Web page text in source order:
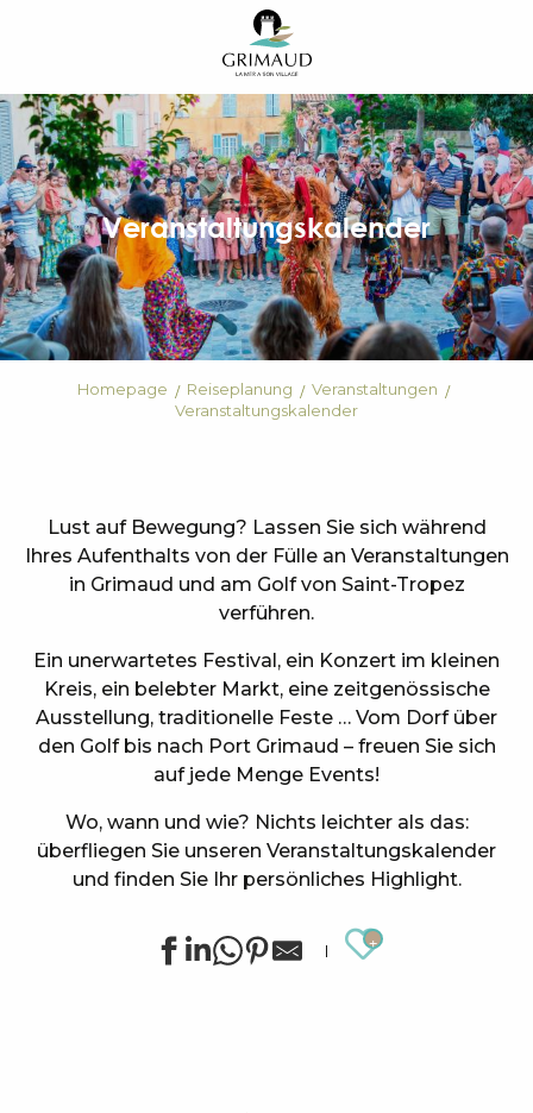
principal
Veranstaltungskalender
Homepage Reiseplanung
Veranstaltungen
Veranstaltungskalender
Lust auf Bewegung? Lassen Sie sich während
Ihres Aufenthalts von der Fülle an Veranstaltungen
in Grimaud und am Golf von Saint-Tropez
verführen.
Ein unerwartetes Festival, ein Konzert im kleinen
Kreis, ein belebter Markt, eine zeitgenössische
Ausstellung, traditionelle Feste … Vom Dorf über
den Golf bis nach Port Grimaud – freuen Sie sich
auf jede Menge Events!
Wo, wann und wie? Nichts leichter als das:
überfliegen Sie unseren Veranstaltungskalender
und finden Sie Ihr persönliches Highlight.
Ajouter